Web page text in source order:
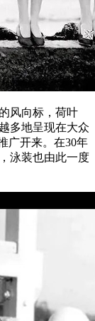
风向标，荷叶
多地呈现在大众
广开来。在30年
泳装也由此一度